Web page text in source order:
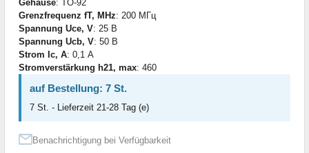
Gehäuse: TO-92
Grenzfrequenz fT, MHz: 200 МГц
Spannung Uce, V: 25 В
Spannung Ucb, V: 50 В
Strom Ic, A: 0,1 А
Stromverstärkung h21, max: 460
auf Bestellung: 7 St.
7 St. - Lieferzeit 21-28 Tag (e)
Benachrichtigung bei Verfügbarkeit